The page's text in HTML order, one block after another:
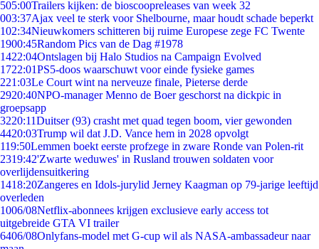
505:00Trailers kijken: de bioscoopreleases van week 32
003:37Ajax veel te sterk voor Shelbourne, maar houdt schade beperkt
102:34Nieuwkomers schitteren bij ruime Europese zege FC Twente
1900:45Random Pics van de Dag #1978
1422:04Ontslagen bij Halo Studios na Campaign Evolved
1722:01PS5-doos waarschuwt voor einde fysieke games
221:03Le Court wint na nerveuze finale, Pieterse derde
2920:40NPO-manager Menno de Boer geschorst na dickpic in
groepsapp
3220:11Duitser (93) crasht met quad tegen boom, vier gewonden
4420:03Trump wil dat J.D. Vance hem in 2028 opvolgt
119:50Lemmen boekt eerste profzege in zware Ronde van Polen-rit
2319:42'Zwarte weduwes' in Rusland trouwen soldaten voor
overlijdensuitkering
1418:20Zangeres en Idols-jurylid Jerney Kaagman op 79-jarige leeftijd
overleden
1006/08Netflix-abonnees krijgen exclusieve early access tot
uitgebreide GTA VI trailer
6406/08Onlyfans-model met G-cup wil als NASA-ambassadeur naar